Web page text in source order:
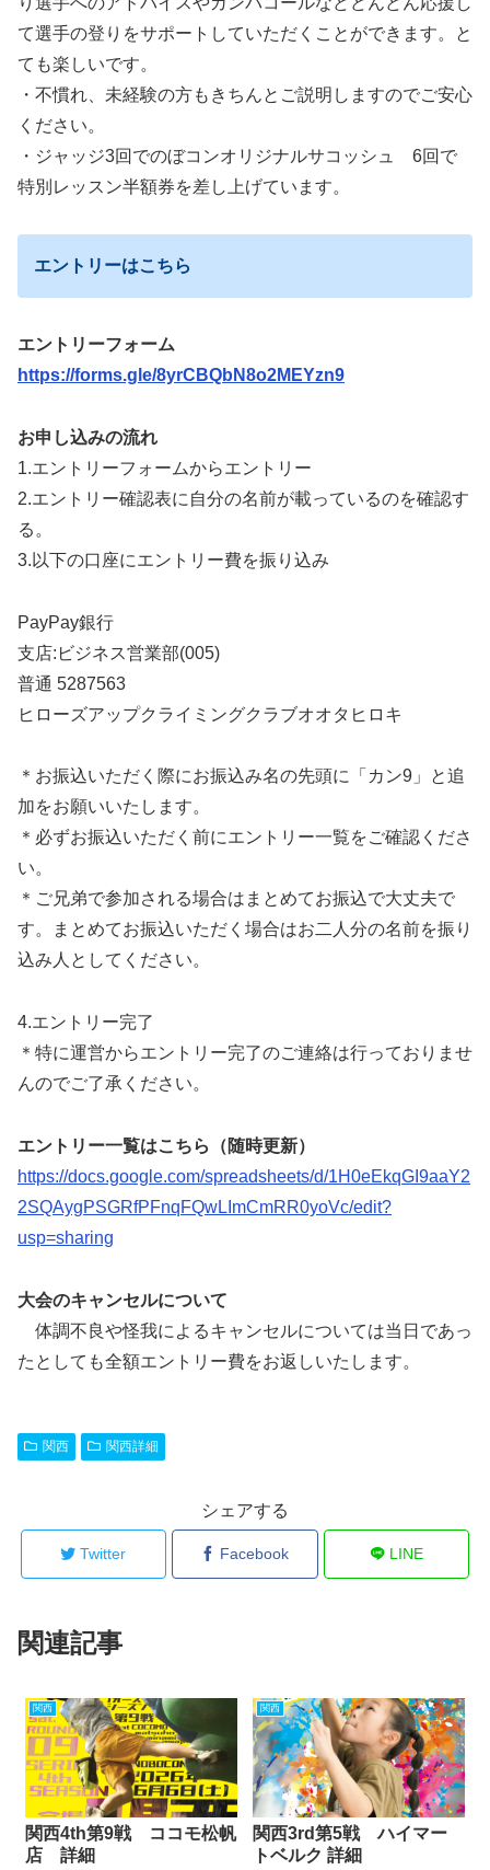
て選手の登りをサポートしていただくことができます。と
ても楽しいです。
・不慣れ、未経験の方もきちんとご説明しますのでご安心
ください。
・ジャッジ3回でのぼコンオリジナルサコッシュ 6回で
特別レッスン半額券を差し上げています。
エントリーはこちら
エントリーフォーム
https://forms.gle/8yrCBQbN8o2MEYzn9
お申し込みの流れ
1.エントリーフォームからエントリー
2.エントリー確認表に自分の名前が載っているのを確認す
る。
3.以下の口座にエントリー費を振り込み
PayPay銀行
支店:ビジネス営業部(005)
普通 5287563
ヒローズアップクライミングクラブオオタヒロキ
＊お振込いただく際にお振込み名の先頭に「カン9」と追
加をお願いいたします。
＊必ずお振込いただく前にエントリー一覧をご確認くださ
い。
＊ご兄弟で参加される場合はまとめてお振込で大丈夫で
す。まとめてお振込いただく場合はお二人分の名前を振り
込み人としてください。
4.エントリー完了
＊特に運営からエントリー完了のご連絡は行っておりませ
んのでご了承ください。
エントリー一覧はこちら（随時更新）
https://docs.google.com/spreadsheets/d/1H0eEkqGI9aaY2
2SQAygPSGRfPFnqFQwLImCmRR0yoVc/edit?
usp=sharing
大会のキャンセルについて
体調不良や怪我によるキャンセルについては当日であっ
たとしても全額エントリー費をお返しいたします。
関西 関西詳細
シェアする
Twitter Facebook LINE
関連記事
関西
関西4th第9戦 ココモ松帆
店 詳細
関西
関西3rd第5戦 ハイマー
トベルク 詳細